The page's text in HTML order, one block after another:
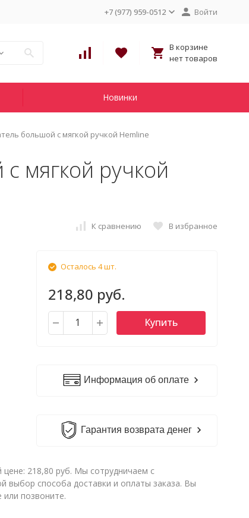
+7 (977) 959-0512 Войти
В корзине
нет товаров
Новинки
большой с мягкой ручкой Hemline
мягкой ручкой
К сравнению В избранное
Осталось 4 шт.
218,80 руб.
Купить
Информация об оплате
Гарантия возврата денег
218,80 руб. Мы сотрудничаем с
выбор способа доставки и оплаты заказа. Вы
позвоните.